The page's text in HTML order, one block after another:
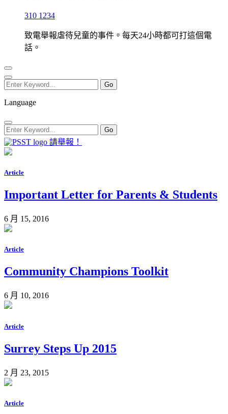
310 1234
致電舉報虐待兒童的事件。每天24小時都可打這個電
話。
Language
請舉報！
Article
Important Letter for Parents & Students
6 月 15, 2016
Article
Community Champions Toolkit
6 月 10, 2016
Article
Surrey Steps Up 2015
2 月 23, 2015
Article